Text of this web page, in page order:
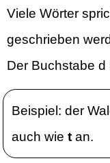
Viele Wörter
geschrieben
Der Buchstabe
Beispiel: der
auch wiet an.